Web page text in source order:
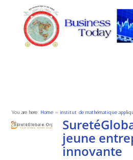
You are here: Home» institut de mathématique
jeune
innovante